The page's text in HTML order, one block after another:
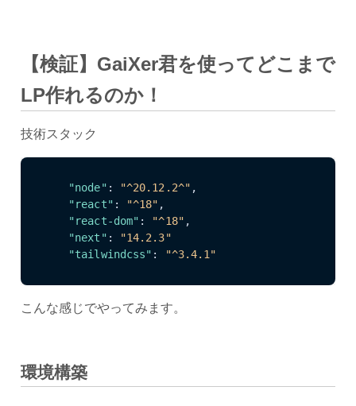
【検証】GaiXer君を使ってどこまで
LP作れるのか！
技術スタック
"node" : "^20.12.2^" ,
"react" : "^18" ,
"react-dom" : "^18" ,
"next" :
"14.2.3"
"tailwindcss" : "^3.4.1"
こんな感じでやってみます。
環境構築